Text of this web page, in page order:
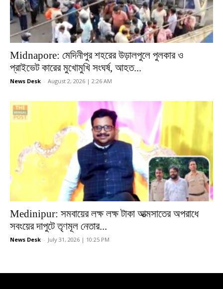
Midnapore: মেদিনীপুর শহরের উড়ালপুলে পুলকার ও
প্রাইভেট কারের মুখোমুখি সংঘর্ষ, আহত...
News Desk - August 2, 2026 | 2:26 AM
Medinipur: সমবায়ের লক্ষ লক্ষ টাকা আত্মসাতের অপরাধে
সবংয়ের দাপুটে তৃণমূল নেতার...
News Desk - July 31, 2026 | 10:25 PM